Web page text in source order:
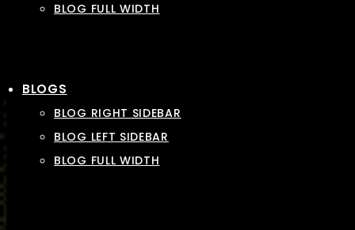
BLOG FULL WIDTH
BLOGS
BLOG RIGHT SIDEBAR
BLOG LEFT SIDEBAR
BLOG FULL WIDTH